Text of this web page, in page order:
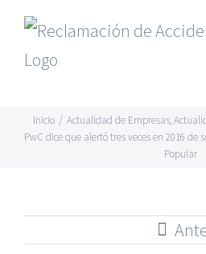
Saltar
contenido
Inicio / Actualidad de Empresas,
PwC dice que alertó tres veces en 2016
Popular